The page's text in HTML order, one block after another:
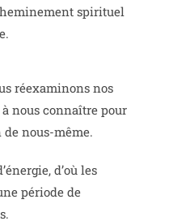
spirituel
réexaminons nos
nous connaître pour
nous-même.
d’où les
période de